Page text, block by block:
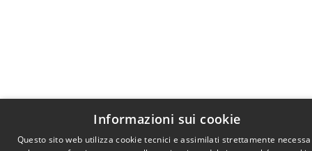
Informazioni sui cookie
Questo sito web utilizza cookie tecnici e assimilati strettamente